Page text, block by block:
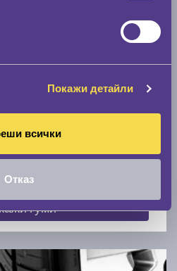
Покажи детайли
всички
Отказ
По марка автомобил
гуми